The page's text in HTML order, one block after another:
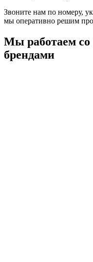
Звоните нам по номеру,
мы оперативно решим
Мы работаем
брендами